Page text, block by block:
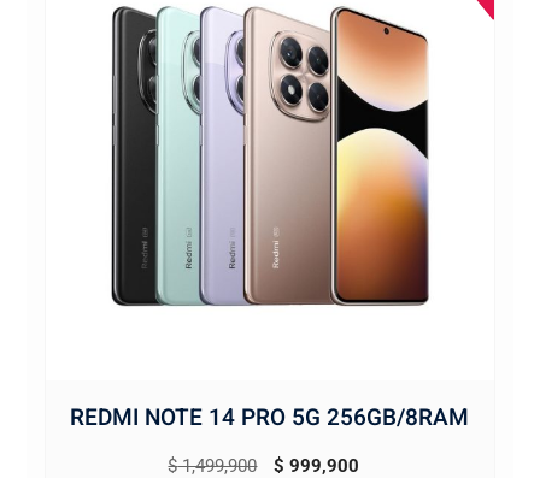
REDMI NOTE 14 PRO 5G 256GB/8RAM
$1,499,900
El$ 999,900